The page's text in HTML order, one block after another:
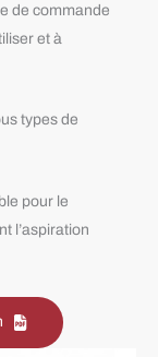
de commande
et à
types de
pour le
l’aspiration